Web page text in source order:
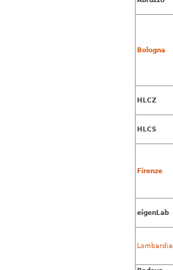
Bologna
HLCZ
HLCS
Firenze
eigenLab
Lombardia